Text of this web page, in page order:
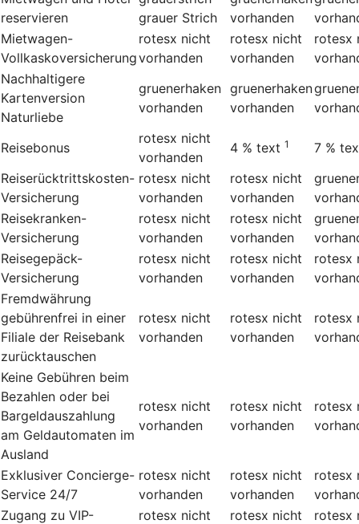
reservieren
grauer Strich
vorhanden
Mietwagen-
Vollkaskoversicherung
rotesx nicht
vorhanden
rotesx nicht
vorhanden
rotesx
Nachhaltigere
Kartenversion
Naturliebe
gruenerhaken
vorhanden
gruenerhaken
vorhanden
Reisebonus
rotesx nicht
vorhanden
4 % text 1 7 %
Reiserücktrittskosten-
Versicherung
rotesx nicht
vorhanden
rotesx nicht
vorhanden
Reisekranken-
Versicherung
rotesx nicht
vorhanden
rotesx nicht
vorhanden
Reisegepäck-
Versicherung
rotesx nicht
vorhanden
rotesx nicht
vorhanden
rotesx
Fremdwährung
gebührenfrei in einer
Filiale der Reisebank
zurücktauschen
rotesx nicht
vorhanden
rotesx nicht
vorhanden
rotesx
Keine Gebühren beim
Bezahlen oder bei
Bargeldauszahlung
am Geldautomaten im
Ausland
rotesx nicht
vorhanden
rotesx nicht
vorhanden
rotesx
Exklusiver Concierge-
Service 24/7
rotesx nicht
vorhanden
rotesx nicht
vorhanden
rotesx
Zugang zu VIP-
rotesx nicht
rotesx nicht
rotesx